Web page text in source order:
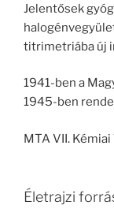
Jelentősek
titrimetriába új
1941-ben a
1945-ben
MTA VII.
Életrajzi